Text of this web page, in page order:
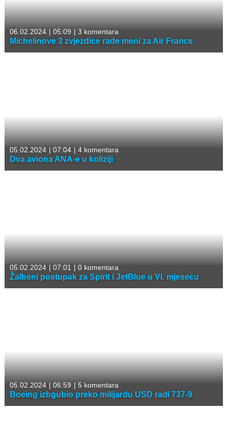
06.02.2024 | 05:09 | 3 komentara
Michelinove 3 zvjezdice rade meni za Air France
05.02.2024 | 07:04 | 4 komentara
Dva aviona ANA-e u koliziji
05.02.2024 | 07:01 | 0 komentara
Žalbeni postupak za Spirit i JetBlue u VI. mjesecu
05.02.2024 | 06:59 | 5 komentara
Boeing izbgubio preko milijardu USD radi 737-9